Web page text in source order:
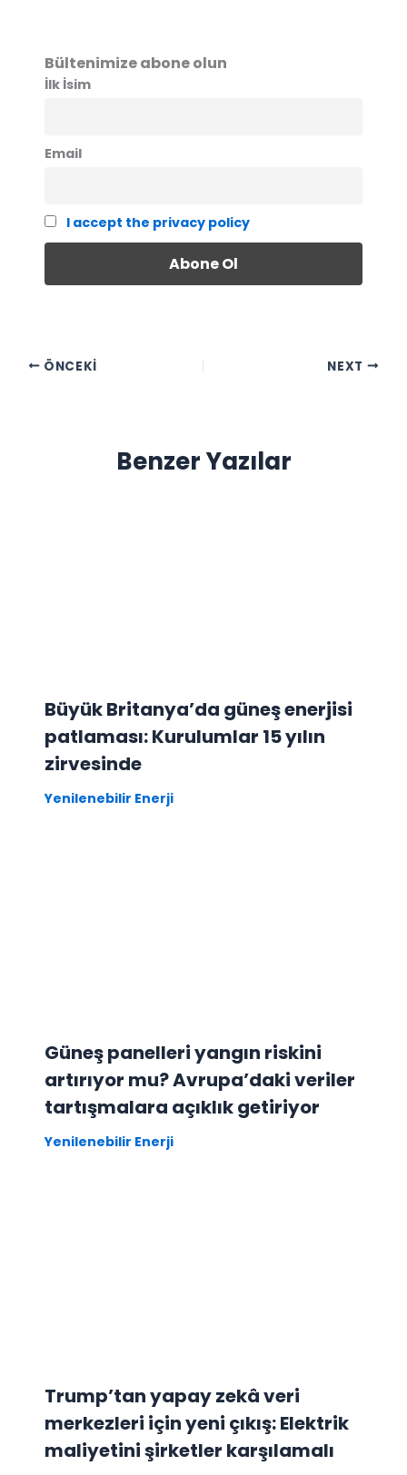
Bültenimize abone olun
İlk İsim
Email
I accept the privacy policy
ÖNCEKI NEXT
Benzer Yazılar
Büyük Britanya’da güneş enerjisi
patlaması: Kurulumlar 15 yılın
zirvesinde
Yenilenebilir Enerji
Güneş panelleri yangın riskini
artırıyor mu? Avrupa’daki veriler
tartışmalara açıklık getiriyor
Yenilenebilir Enerji
Trump’tan yapay zekâ veri
merkezleri için yeni çıkış: Elektrik
maliyetini şirketler karşılamalı